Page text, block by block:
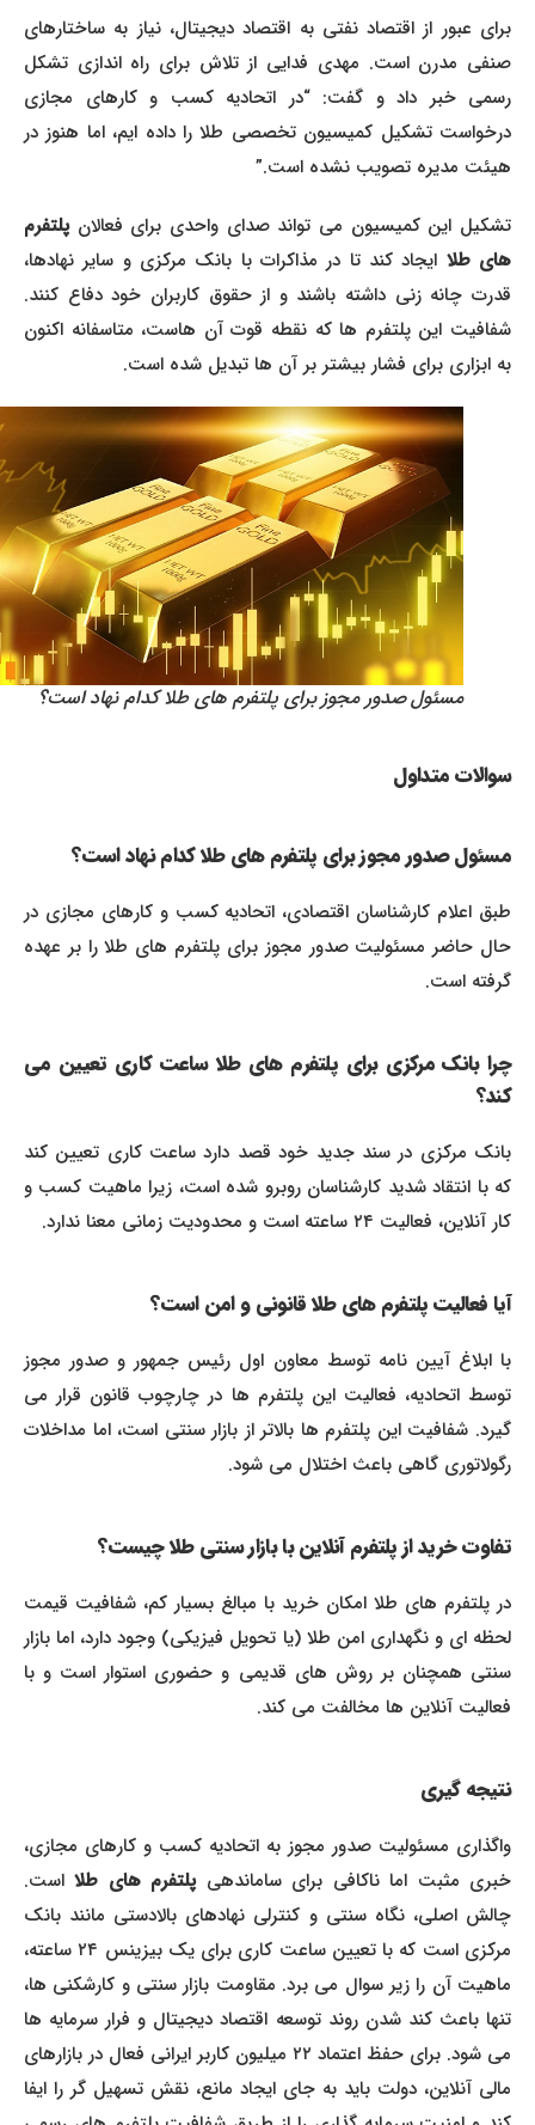
برای عبور از اقتصاد نفتی به اقتصاد دیجیتال، نیاز به ساختارهای
صنفی مدرن است. مهدی فدایی از تلاش برای راه اندازی تشکل
رسمی خبر داد و گفت: “در اتحادیه کسب و کارهای مجازی
درخواست تشکیل کمیسیون تخصصی طلا را داده ایم، اما هنوز در
هیئت مدیره تصویب نشده است.”
تشکیل این کمیسیون می تواند صدای واحدی برای فعالانپلتفرم
های طلاایجاد کند تا در مذاکرات با بانک مرکزی و سایر نهادها،
قدرت چانه زنی داشته باشند و از حقوق کاربران خود دفاع کنند.
شفافیت این پلتفرم ها که نقطه قوت آن هاست، متاسفانه اکنون
به ابزاری برای فشار بیشتر بر آن ها تبدیل شده است.
مسئول صدور مجوز برای پلتفرم های طلا کدام نهاد است؟
سوالات متداول
مسئول صدور مجوز برای پلتفرم های طلا کدام نهاد است؟
طبق اعلام کارشناسان اقتصادی، اتحادیه کسب و کارهای مجازی در
حال حاضر مسئولیت صدور مجوز برای پلتفرم های طلا را بر عهده
گرفته است.
چرا بانک مرکزی برای پلتفرم های طلا ساعت کاری تعیین می
کند؟
بانک مرکزی در سند جدید خود قصد دارد ساعت کاری تعیین کند
که با انتقاد شدید کارشناسان روبرو شده است، زیرا ماهیت کسب و
کار آنلاین، فعالیت ۲۴ ساعته است و محدودیت زمانی معنا ندارد.
آیا فعالیت پلتفرم های طلا قانونی و امن است؟
با ابلاغ آیین نامه توسط معاون اول رئیس جمهور و صدور مجوز
توسط اتحادیه، فعالیت این پلتفرم ها در چارچوب قانون قرار می
گیرد. شفافیت این پلتفرم ها بالاتر از بازار سنتی است، اما مداخلات
رگولاتوری گاهی باعث اختلال می شود.
تفاوت خرید از پلتفرم آنلاین با بازار سنتی طلا چیست؟
در پلتفرم های طلا امکان خرید با مبالغ بسیار کم، شفافیت قیمت
لحظه ای و نگهداری امن طلا (یا تحویل فیزیکی) وجود دارد، اما بازار
سنتی همچنان بر روش های قدیمی و حضوری استوار است و با
فعالیت آنلاین ها مخالفت می کند.
نتیجه گیری
واگذاری مسئولیت صدور مجوز به اتحادیه کسب و کارهای مجازی،
خبری مثبت اما ناکافی برای ساماندهیپلتفرم های طلا است.
چالش اصلی، نگاه سنتی و کنترلی نهادهای بالادستی مانند بانک
مرکزی است که با تعیین ساعت کاری برای یک بیزینس ۲۴ ساعته،
ماهیت آن را زیر سوال می برد. مقاومت بازار سنتی و کارشکنی ها،
تنها باعث کند شدن روند توسعه اقتصاد دیجیتال و فرار سرمایه ها
می شود. برای حفظ اعتماد ۲۲ میلیون کاربر ایرانی فعال در بازارهای
مالی آنلاین، دولت باید به جای ایجاد مانع، نقش تسهیل گر را ایفا